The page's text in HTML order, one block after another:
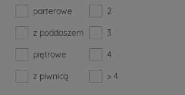
parterowe
z poddaszem
piętrowe
z piwnicą
2
3
4
> 4